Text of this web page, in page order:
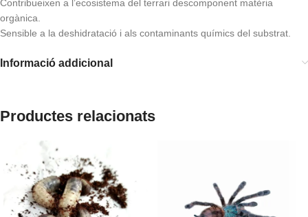
Contribueixen a l’ecosistema del terrari descomponent matèria
orgànica.
Sensible a la deshidratació i als contaminants químics del substrat.
Informació addicional
Productes relacionats